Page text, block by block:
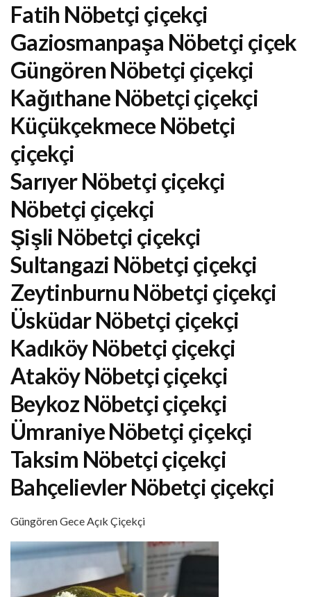
Fatih Nöbetçi çiçekçi
Gaziosmanpaşa Nöbetçi çiçek
Güngören Nöbetçi çiçekçi
Kağıthane Nöbetçi çiçekçi
Küçükçekmece Nöbetçi
çiçekçi
Sarıyer Nöbetçi çiçekçi
Nöbetçi çiçekçi
Şişli Nöbetçi çiçekçi
Sultangazi Nöbetçi çiçekçi
Zeytinburnu Nöbetçi çiçekçi
Üsküdar Nöbetçi çiçekçi
Kadıköy Nöbetçi çiçekçi
Ataköy Nöbetçi çiçekçi
Beykoz Nöbetçi çiçekçi
Ümraniye Nöbetçi çiçekçi
Taksim Nöbetçi çiçekçi
Bahçelievler Nöbetçi çiçekçi
Güngören Gece Açık Çiçekçi